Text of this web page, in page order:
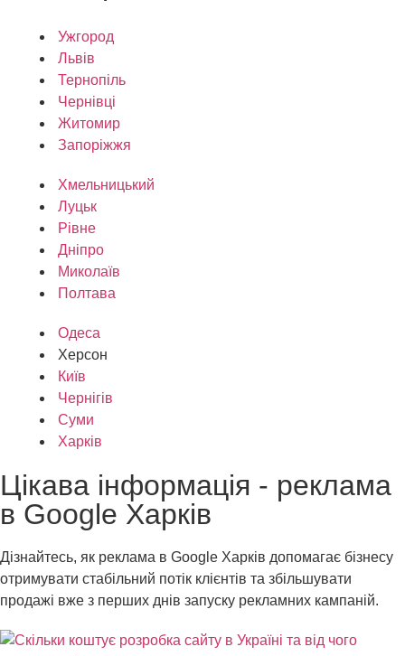
Ужгород
Львів
Тернопіль
Чернівці
Житомир
Запоріжжя
Хмельницький
Луцьк
Рівне
Дніпро
Миколаїв
Полтава
Одеса
Херсон
Київ
Чернігів
Суми
Харків
Цікава інформація - реклама
в Google Харків
Дізнайтесь, як реклама в Google Харків допомагає бізнесу
отримувати стабільний потік клієнтів та збільшувати
продажі вже з перших днів запуску рекламних кампаній.